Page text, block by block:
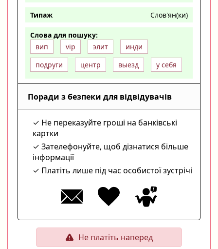
Типаж Слов'ян(ки)
Слова для пошуку:
вип
vip элит
инди
подруги
центр выезд у себя
Поради з безпеки для відвідувачів
Не переказуйте гроші на банківські
картки
Зателефонуйте, щоб дізнатися більше
інформації
Платіть лише під час особистої зустрічі
Не платіть наперед